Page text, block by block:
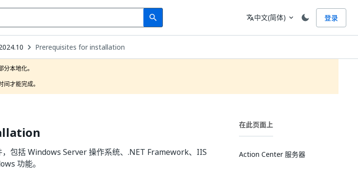
search
Search 语言
translate中文(简体) expand_more 登录
Prerequisites for installation
本地化。
才能完成。
包括 Windows Server 操作系统、.NET Framework、IIS
功能。
在此页面上
Action Center 服务器